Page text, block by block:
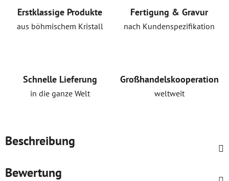
Erstklassige Produkte
aus böhmischem Kristall
Fertigung & Gravur
nach Kundenspezifikation
Schnelle Lieferung
in die ganze Welt
Großhandelskooperation
weltweit
Beschreibung
Bewertung